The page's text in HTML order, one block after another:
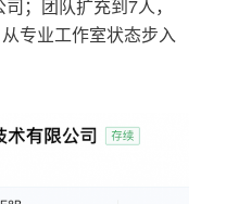
；团队扩充到7人，
专业工作室状态步入